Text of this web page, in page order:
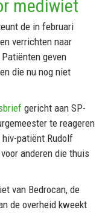
mediwiet
de in februari
verrichten naar
geven
die nu nog niet
gericht aan SP-
te reageren
patiënt Rudolf
anderen die thuis
van Bedrocan, de
de overheid kweekt